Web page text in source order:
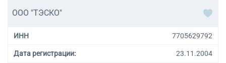
ООО "ТЭСКО"
ИНН 7705629792
Дата регистрации: 23.11.2004